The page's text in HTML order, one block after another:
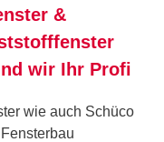
&
wir Ihr Profi
wie auch Schüco